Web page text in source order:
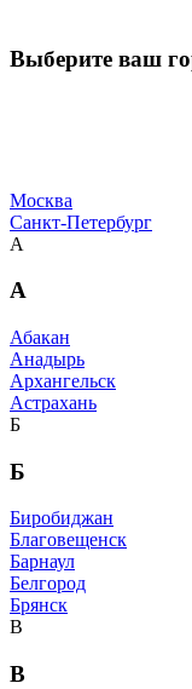
Выберите ваш
Москва
Санкт-Петербург
А
А
Абакан
Анадырь
Архангельск
Астрахань
Б
Б
Биробиджан
Благовещенск
Барнаул
Белгород
Брянск
В
В